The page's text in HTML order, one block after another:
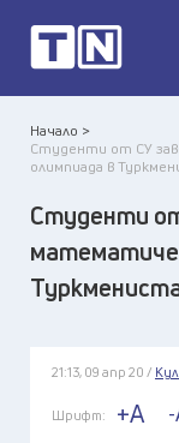
Начало >
Студенти от СУ
олимпиада в
Студенти
21:13, 09 апр 20 /
Шрифт: +A